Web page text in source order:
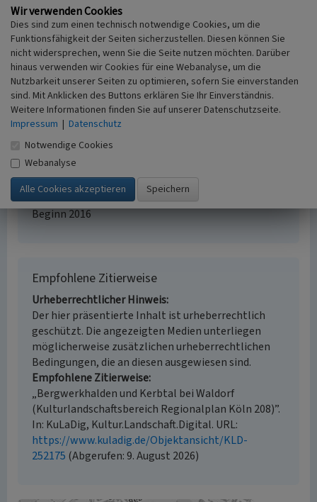
Bergwerkhalden und Kerbtal bei Waldorf
(Kulturlandschaftsbereich Regionalplan Köln
208)
Schlagwörter
Kulturlandschaftsbereich Abraumhalde
Fachsicht(en)
Kulturlandschaftspflege, Denkmalpflege,
Landeskunde, Raumplanung
i.d.R. 1:25.000 (kleiner als 1:20.000)
Erfassungsmethode
Literaturauswertung
Historischer Zeitraum
Beginn 2016
Empfohlene Zitierweise
Urheberrechtlicher Hinweis
Der hier präsentierte Inhalt ist urheberrechtlich
geschützt. Die angezeigten Medien unterliegen
möglicherweise zusätzlichen urheberrechtlichen
Bedingungen, die an diesen ausgewiesen sind.
Empfohlene Zitierweise
„Bergwerkhalden und Kerbtal bei Waldorf
(Kulturlandschaftsbereich Regionalplan Köln 208)”.
In: KuLaDig, Kultur.Landschaft.Digital. URL:
https://www.kuladig.de/Objektansicht/KLD-
252175 (Abgerufen: 9. August 2026)
Wir verwenden Cookies
Dies sind zum einen technisch notwendige Cookies, um die
Funktionsfähigkeit der Seiten sicherzustellen. Diesen können Sie
nicht widersprechen, wenn Sie die Seite nutzen möchten. Darüber
hinaus verwenden wir Cookies für eine Webanalyse, um die
Nutzbarkeit unserer Seiten zu optimieren, sofern Sie einverstanden
sind. Mit Anklicken des Buttons erklären Sie Ihr Einverständnis.
Weitere Informationen finden Sie auf unserer Datenschutzseite.
Impressum | Datenschutz
Notwendige Cookies
Webanalyse